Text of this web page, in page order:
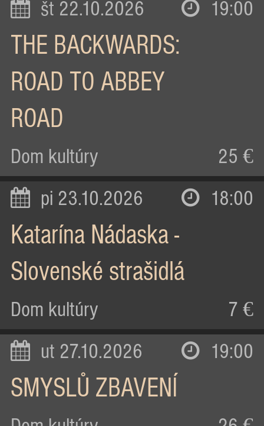
št 22.10.2026 19:00
THE BACKWARDS:
ROAD TO ABBEY
ROAD
Dom kultúry 25 €
pi 23.10.2026 18:00
Katarína Nádaska -
Slovenské strašidlá
Dom kultúry 7 €
ut 27.10.2026 19:00
SMYSLŮ ZBAVENÍ